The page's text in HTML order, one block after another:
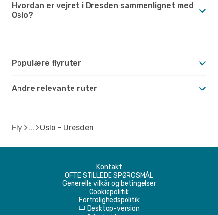
Hvordan er vejret i Dresden sammenlignet med
Oslo?
Populære flyruter
Andre relevante ruter
Fly Oslo - Dresden
Kontakt
OFTE STILLEDE SPØRGSMÅL
Generelle vilkår og betingelser
Cookiepolitik
Fortrolighedspolitik
d Desktop-version